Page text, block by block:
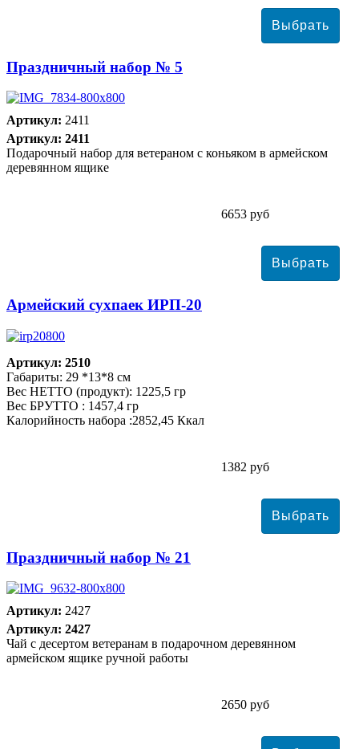
Праздничный набор № 5
Артикул: 2411
Артикул: 2411
Подарочный набор для ветераном с коньяком в армейском
деревянном ящике
6653 руб
Армейский сухпаек ИРП-20
Артикул: 2510
Габариты: 29 *13*8 см
Вес НЕТТО (продукт): 1225,5 гр
Вес БРУТТО : 1457,4 гр
Калорийность набора :2852,45 Ккал
1382 руб
Праздничный набор № 21
Артикул: 2427
Артикул: 2427
Чай с десертом ветеранам в подарочном деревянном
армейском ящике ручной работы
2650 руб